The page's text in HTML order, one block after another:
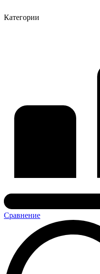
Категории
Сравнение